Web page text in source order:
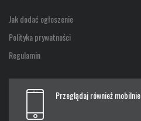
Jak dodać ogłoszenie
Polityka prywatności
Regulamin
Przeglądaj również mobilnie